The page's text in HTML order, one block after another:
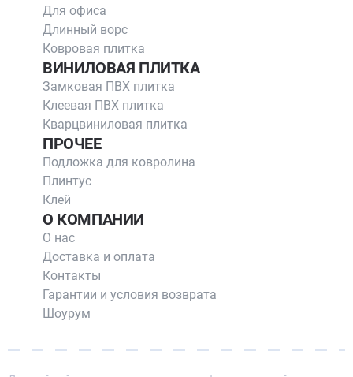
Для офиса
Длинный ворс
Ковровая плитка
ВИНИЛОВАЯ ПЛИТКА
Замковая ПВХ плитка
Клеевая ПВХ плитка
Кварцвиниловая плитка
ПРОЧЕЕ
Подложка для ковролина
Плинтус
Клей
О КОМПАНИИ
О нас
Доставка и оплата
Контакты
Гарантии и условия возврата
Шоурум